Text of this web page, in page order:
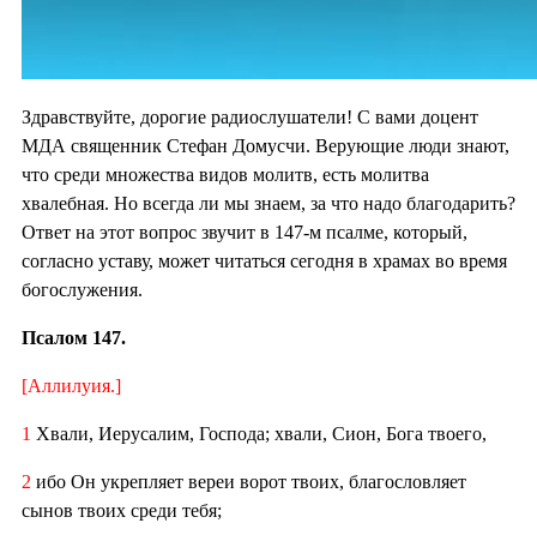
Здравствуйте, дорогие радиослушатели! С вами доцент
МДА священник Стефан Домусчи. Верующие люди знают,
что среди множества видов молитв, есть молитва
хвалебная. Но всегда ли мы знаем, за что надо благодарить?
Ответ на этот вопрос звучит в 147-м псалме, который,
согласно уставу, может читаться сегодня в храмах во время
богослужения.
Псалом 147.
[Аллилуия.]
1 Хвали, Иерусалим, Господа; хвали, Сион, Бога твоего,
2 ибо Он укрепляет вереи ворот твоих, благословляет
сынов твоих среди тебя;